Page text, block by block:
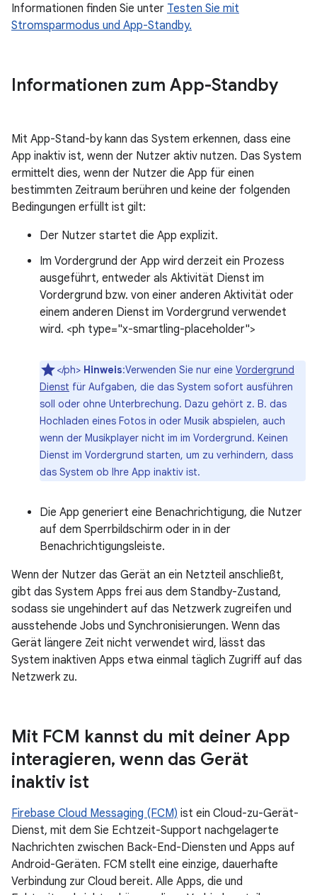
Informationen finden Sie unter Testen Sie mit
Stromsparmodus und App-Standby.
Informationen zum App-Standby
Mit App-Stand-by kann das System erkennen, dass eine
App inaktiv ist, wenn der Nutzer aktiv nutzen. Das System
ermittelt dies, wenn der Nutzer die App für einen
bestimmten Zeitraum berühren und keine der folgenden
Bedingungen erfüllt ist gilt:
Der Nutzer startet die App explizit.
Im Vordergrund der App wird derzeit ein Prozess
ausgeführt, entweder als Aktivität Dienst im
Vordergrund bzw. von einer anderen Aktivität oder
einem anderen Dienst im Vordergrund verwendet
wird. <ph type="x-smartling-placeholder">
</ph> Hinweis:Verwenden Sie nur eine Vordergrund
Dienst für Aufgaben, die das System sofort ausführen
soll oder ohne Unterbrechung. Dazu gehört z. B. das
Hochladen eines Fotos in oder Musik abspielen, auch
wenn der Musikplayer nicht im im Vordergrund. Keinen
Dienst im Vordergrund starten, um zu verhindern, dass
das System ob Ihre App inaktiv ist.
Die App generiert eine Benachrichtigung, die Nutzer
auf dem Sperrbildschirm oder in in der
Benachrichtigungsleiste.
Wenn der Nutzer das Gerät an ein Netzteil anschließt,
gibt das System Apps frei aus dem Standby-Zustand,
sodass sie ungehindert auf das Netzwerk zugreifen und
ausstehende Jobs und Synchronisierungen. Wenn das
Gerät längere Zeit nicht verwendet wird, lässt das
System inaktiven Apps etwa einmal täglich Zugriff auf das
Netzwerk zu.
Mit FCM kannst du mit deiner App
interagieren, wenn das Gerät
inaktiv ist
Firebase Cloud Messaging (FCM) ist ein Cloud-zu-Gerät-
Dienst, mit dem Sie Echtzeit-Support nachgelagerte
Nachrichten zwischen Back-End-Diensten und Apps auf
Android-Geräten. FCM stellt eine einzige, dauerhafte
Verbindung zur Cloud bereit. Alle Apps, die und